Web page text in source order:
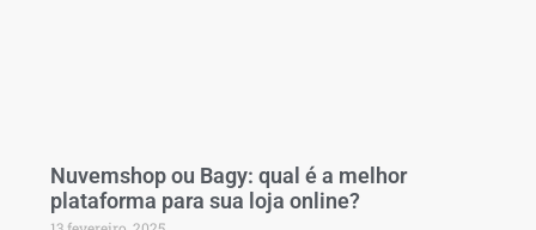
Nuvemshop ou Bagy: qual é a melhor
plataforma para sua loja online?